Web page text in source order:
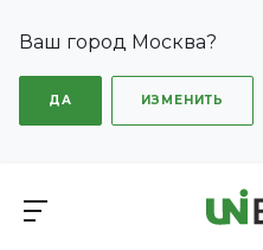
Ваш город Москва?
ДА ИЗМЕНИТЬ